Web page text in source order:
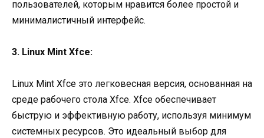
пользователей, которым нравится более простой и
минималистичный интерфейс.
3. Linux Mint Xfce:
Linux Mint Xfce это легковесная версия, основанная на
среде рабочего стола Xfce. Xfce обеспечивает
быструю и эффективную работу, используя минимум
системных ресурсов. Это идеальный выбор для